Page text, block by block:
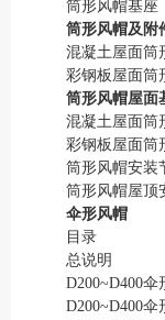
筒形风帽基座
筒形风帽及附
混凝土屋面筒
彩钢板屋面筒
筒形风帽屋面
混凝土屋面筒
彩钢板屋面筒
筒形风帽安装
筒形风帽屋顶
伞形风帽
目录
总说明
D200~D400
D200~D400